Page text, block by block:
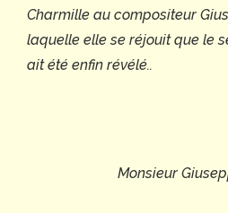
Charmille au compositeur
laquelle elle se réjouit que le
ait été enfin révélé..
Monsieur